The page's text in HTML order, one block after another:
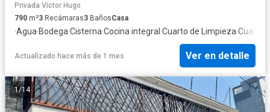
Privada Víctor Hugo
790 m²3 Recámaras3 BañosCasa
·Agua·Bodega·Cisterna·Cocina integral ·Cuarto de Limpieza·Cuarto
Actualizado hace más de 1 mes Ver en detalle
1/14